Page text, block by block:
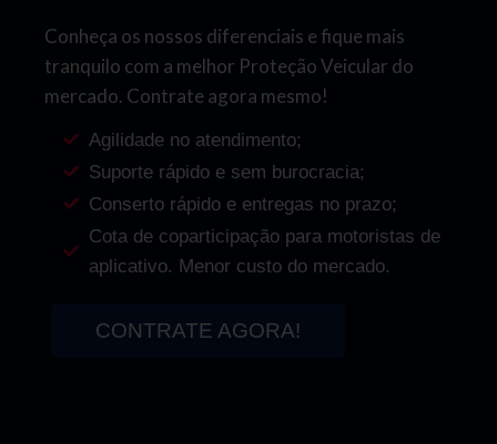
Conheça os nossos diferenciais e fique mais
tranquilo com a melhor Proteção Veicular do
mercado. Contrate agora mesmo!
Agilidade no atendimento;
Suporte rápido e sem burocracia;
Conserto rápido e entregas no prazo;
Cota de coparticipação para motoristas de
aplicativo. Menor custo do mercado.
CONTRATE AGORA!